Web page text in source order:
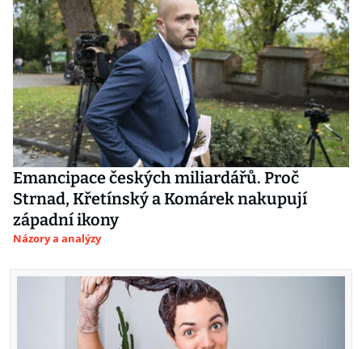
Emancipace českých miliardářů. Proč
Strnad, Křetínský a Komárek nakupují
západní ikony
Názory a analýzy